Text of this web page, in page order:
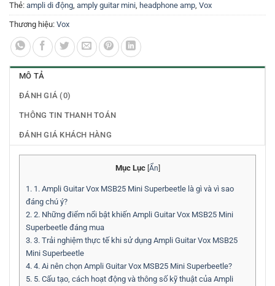
Thẻ: ampli di động, amply guitar mini, headphone amp, Vox
Thương hiệu: Vox
MÔ TẢ
ĐÁNH GIÁ (0)
THÔNG TIN THANH TOÁN
ĐÁNH GIÁ KHÁCH HÀNG
Mục Lục [Ẩn]
1. 1. Ampli Guitar Vox MSB25 Mini Superbeetle là gì và vì sao
đáng chú ý?
2. 2. Những điểm nổi bật khiến Ampli Guitar Vox MSB25 Mini
Superbeetle đáng mua
3. 3. Trải nghiệm thực tế khi sử dụng Ampli Guitar Vox MSB25
Mini Superbeetle
4. 4. Ai nên chọn Ampli Guitar Vox MSB25 Mini Superbeetle?
5. 5. Cấu tạo, cách hoạt động và thông số kỹ thuật của Ampli